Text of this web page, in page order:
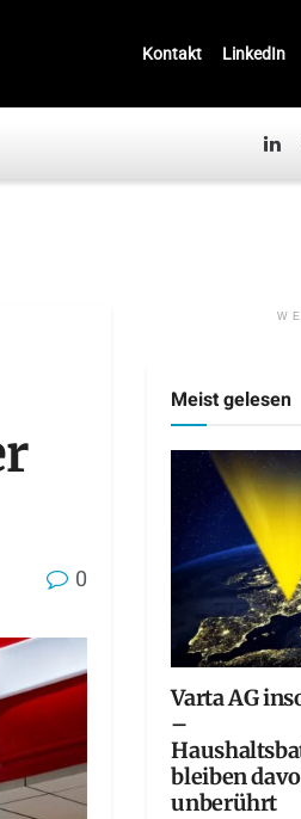
Kontakt LinkedIn
0
Meist gelesen
Varta AG
–
bleiben
unberührt